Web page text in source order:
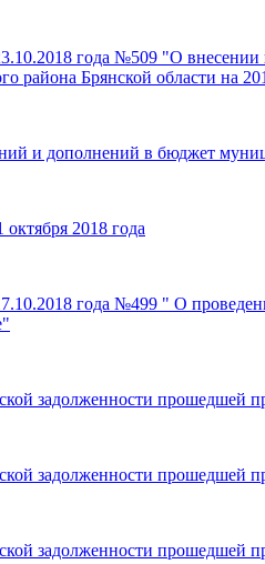
года №509 "О
района Брянской области на
и дополнений в бюджет
2018 года
года №499 " О
задолженности прошедшей
задолженности прошедшей
задолженности прошедшей